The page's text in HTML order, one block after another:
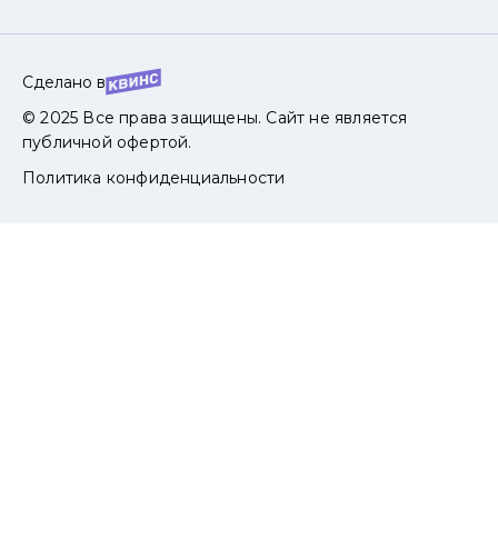
Сделано в
© 2025 Все права защищены. Сайт не является
публичной офертой.
Политика конфиденциальности